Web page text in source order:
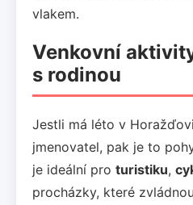
vlakem.
Venkovní
s rodinou
Jestli má léto v
jmenovatel, pak je to
je ideální pro turistiku,
procházky, které